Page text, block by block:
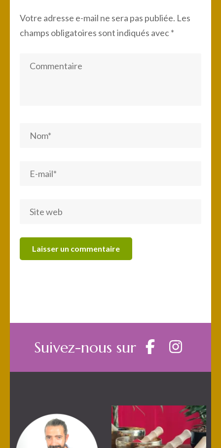
Votre adresse e-mail ne sera pas publiée. Les
champs obligatoires sont indiqués avec*
Suivez-nous sur